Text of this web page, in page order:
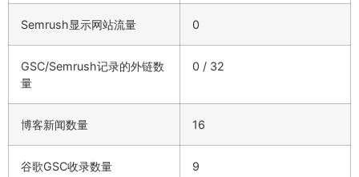
Semrush显示网站流量 0
GSC/Semrush记录的外链数
量
0 / 32
博客新闻数量 16
谷歌GSC收录数量 9